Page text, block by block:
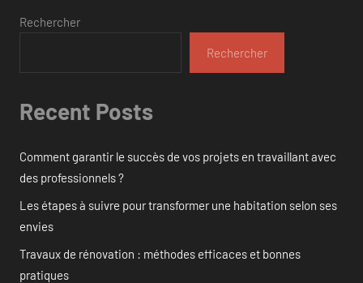
Rechercher
Rechercher
Recent Posts
Comment garantir le succès de vos projets en travaillant avec
des professionnels ?
Les étapes à suivre pour transformer une habitation selon ses
envies
Travaux de rénovation : méthodes efficaces et bonnes
pratiques